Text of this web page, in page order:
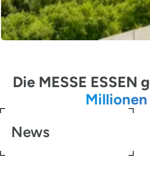
Die MESSE
News